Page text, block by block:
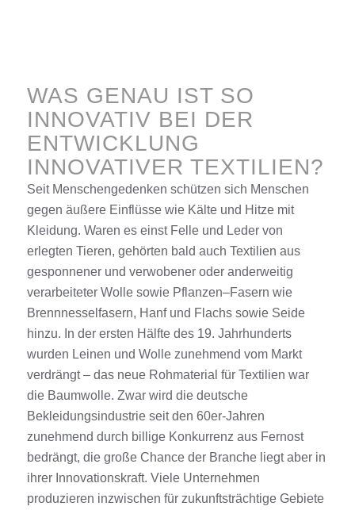
WAS GENAU IST SO
INNOVATIV BEI DER
ENTWICKLUNG
INNOVATIVER TEXTILIEN?
Seit Menschengedenken schützen sich Menschen
gegen äußere Einflüsse wie Kälte und Hitze mit
Kleidung. Waren es einst Felle und Leder von
erlegten Tieren, gehörten bald auch Textilien aus
gesponnener und verwobener oder anderweitig
verarbeiteter Wollesowie Pflanzen–Fasern wie
Brennnesselfasern, Hanf und Flachssowie Seide
hinzu. In der ersten Hälfte des 19. Jahrhunderts
wurden Leinen und Wolle zunehmend vom Markt
verdrängt – dasneue Rohmaterial für Textilien war
die Baumwolle. Zwar wird die deutsche
Bekleidungsindustrie seit den 60er-Jahren
zunehmend durch billige Konkurrenz aus Fernost
bedrängt, die große Chance der Branche liegt aber in
ihrer Innovationskraft. Viele Unternehmen
produzieren inzwischen für zukunftsträchtige Gebiete